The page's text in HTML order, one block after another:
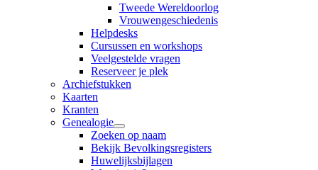
Tweede Wereldoorlog
Vrouwengeschiedenis
Helpdesks
Cursussen en workshops
Veelgestelde vragen
Reserveer je plek
Archiefstukken
Kaarten
Kranten
Genealogie
Zoeken op naam
Bekijk Bevolkingsregisters
Huwelijksbijlagen